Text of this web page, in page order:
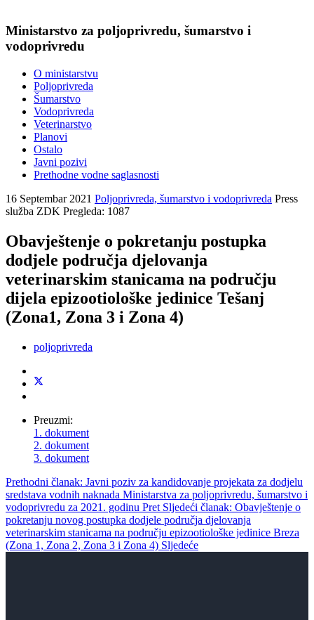
Ministarstvo za poljoprivredu, šumarstvo i
vodoprivredu
O ministarstvu
Poljoprivreda
Šumarstvo
Vodoprivreda
Veterinarstvo
Planovi
Ostalo
Javni pozivi
Prethodne vodne saglasnosti
16 Septembar 2021 Poljoprivreda, šumarstvo i vodoprivreda Press
služba ZDK Pregleda: 1087
Obavještenje o pokretanju postupka
dodjele područja djelovanja
veterinarskim stanicama na području
dijela epizootiološke jedinice Tešanj
(Zona1, Zona 3 i Zona 4)
poljoprivreda
Preuzmi:
1. dokument
2. dokument
3. dokument
Prethodni članak: Javni poziv za kandidovanje projekata za dodjelu
sredstava vodnih naknada Ministarstva za poljoprivredu, šumarstvo i
vodoprivredu za 2021. godinu Pret Sljedeći članak: Obavještenje o
pokretanju novog postupka dodjele područja djelovanja
veterinarskim stanicama na području epizootiološke jedinice Breza
(Zona 1, Zona 2, Zona 3 i Zona 4) Sljedeće